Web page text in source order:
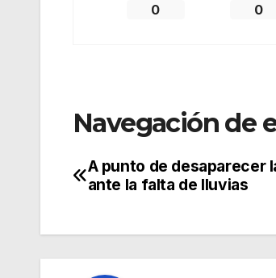
0 0
Navegación de
A punto de desaparecer
ante la falta de lluvias